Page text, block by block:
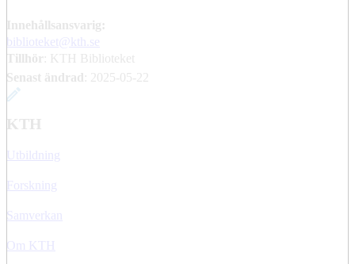
Innehållsansvarig:
biblioteket@kth.se
Tillhör
: KTH Biblioteket
Senast ändrad
2025-05-22
KTH
Utbildning
Forskning
Samverkan
Om KTH